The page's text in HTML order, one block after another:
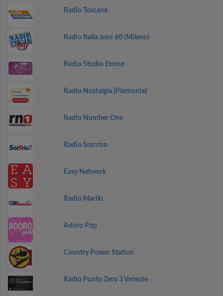
Radio Toscana
Radio Italia anni 60 (Milano)
Radio Studio Emme
Radio Nostalgia (Piemonte)
Radio Number One
Radio Sorrriso
Easy Network
Radio Marilù
Adoro Pop
Country Power Station
Radio Punto Zero 3 Venezie